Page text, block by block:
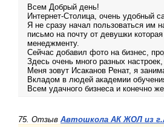
Всем Добрый день!
Интернет-Столица, очень удобный
Я не сразу начал пользоваться им
письмо на почту от девушки
менеджменту.
Сейчас добавил фото на бизнес,
Здесь очень много разных
Меня зовут Исаканов Ренат, я
Вкладом в людей академии
Всем удачного бизнеса и конечно
75. Отзыв Автошкола АК ЖОЛ из